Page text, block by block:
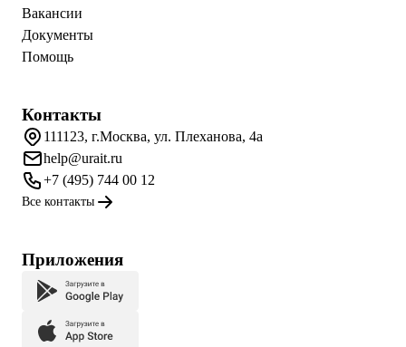
Вакансии
Документы
Помощь
Контакты
111123, г.Москва, ул. Плеханова, 4а
help@urait.ru
+7 (495) 744 00 12
Все контакты
Приложения